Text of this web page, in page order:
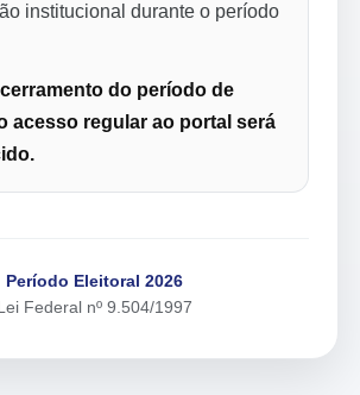
institucional durante o período
do período de
acesso regular ao portal será
Período Eleitoral 2026
Federal nº 9.504/1997